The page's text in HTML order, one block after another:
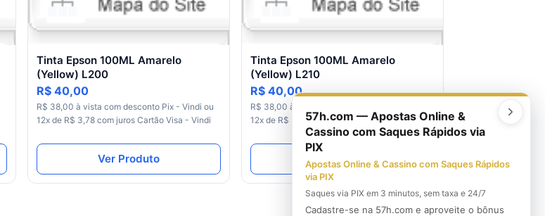
Tinta Epson 100ML Amarelo
(Yellow) L200
R$ 40,00
R$ 38,00 à vista com desconto Pix - Vindi ou
12x de R$ 3,78 com juros Cartão Visa - Vindi
Ver Produto
Tinta Epson 100ML Amarelo
(Yellow) L210
R$ 40,00
R$ 38,00 à vista com desconto Pix - Vindi ou
12x de R$ 3,78 com juros Cartão Visa - Vindi
Ver Produto
57h.com — Apostas Online &
Cassino com Saques Rápidos via
PIX
Apostas Online & Cassino com Saques Rápidos
via PIX
Saques via PIX em 3 minutos, sem taxa e 24/7
Cadastre-se na 57h.com e aproveite o bônus